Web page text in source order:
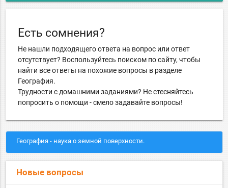
Есть сомнения?
Не нашли подходящего ответа на вопрос или ответ
отсутствует? Воспользуйтесь поиском по сайту, чтобы
найти все ответы на похожие вопросы в разделе
География.
Трудности с домашними заданиями? Не стесняйтесь
попросить о помощи - смело задавайте вопросы!
География - наука о земной поверхности.
Новые вопросы